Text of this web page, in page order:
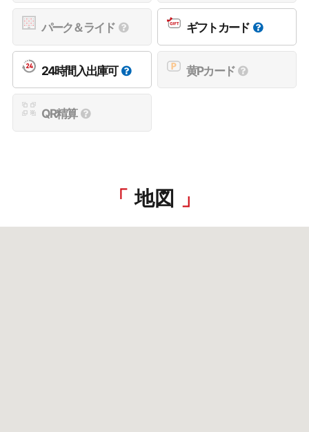
パーク＆ライド ギフトカード
24時間入出庫可 黄Pカード
QR精算
地図